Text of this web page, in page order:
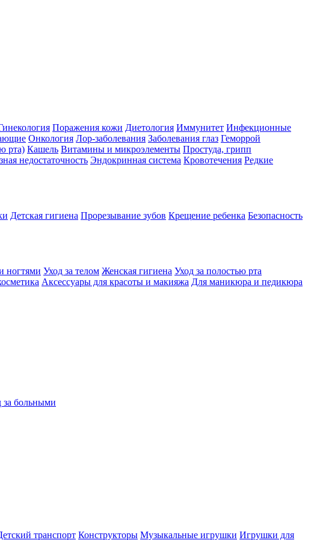
Поражения кожи Диетология Иммунитет Инфекционные
Онкология Лор-заболевания Заболевания глаз Геморрой
рта) Кашель Витамины и микроэлементы Простуда, грипп
недостаточность Эндокринная система Кровотечения Редкие
Детская гигиена Прорезывание зубов Крещение ребенка Безопасность
ногтями Уход за телом Женская гигиена Уход за полостью рта
Аксессуары для красоты и макияжа Для маникюра и педикюра
за больными
транспорт Конструкторы Музыкальные игрушки Игрушки для